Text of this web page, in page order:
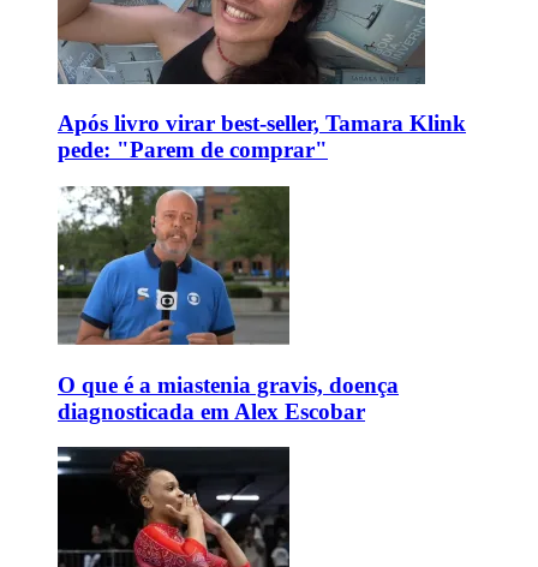
Após livro virar best-seller, Tamara Klink
pede: "Parem de comprar"
O que é a miastenia gravis, doença
diagnosticada em Alex Escobar